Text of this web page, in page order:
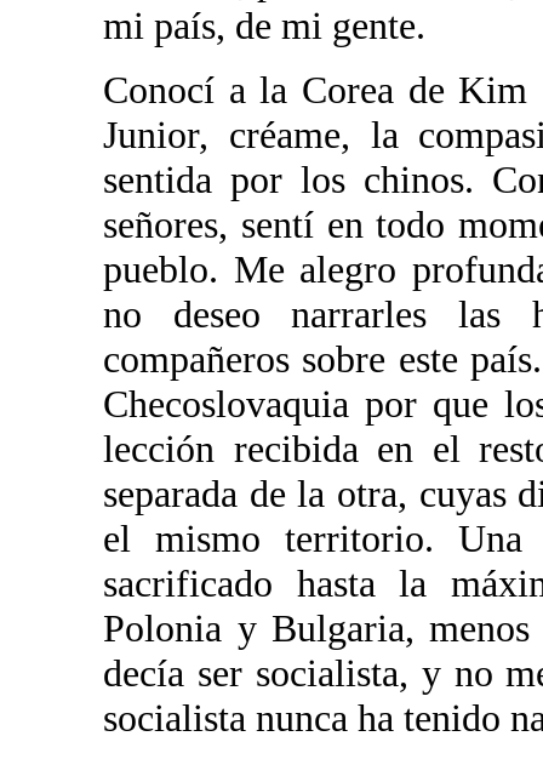
mi país, de mi gente.
Conocí a la Corea de
Junior, créame, la
sentida por los chinos.
señores, sentí en todo
pueblo. Me alegro
no deseo narrarles las
compañeros sobre este
Checoslovaquia por que
lección recibida en el
separada de la otra, cuyas
el mismo territorio. Una
sacrificado hasta la
Polonia y Bulgaria,
decía ser socialista, y no
socialista nunca ha tenido